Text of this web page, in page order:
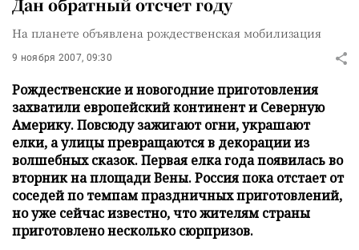
Дан обратный отсчет году
На планете объявлена рождественская мобилизация
9 ноября 2007, 09:30
Рождественские и новогодние приготовления
захватили европейский континент и Северную
Америку. Повсюду зажигают огни, украшают
елки, а улицы превращаются в декорации из
волшебных сказок. Первая елка года появилась во
вторник на площади Вены. Россия пока отстает от
соседей по темпам праздничных приготовлений,
но уже сейчас известно, что жителям страны
приготовлено несколько сюрпризов.